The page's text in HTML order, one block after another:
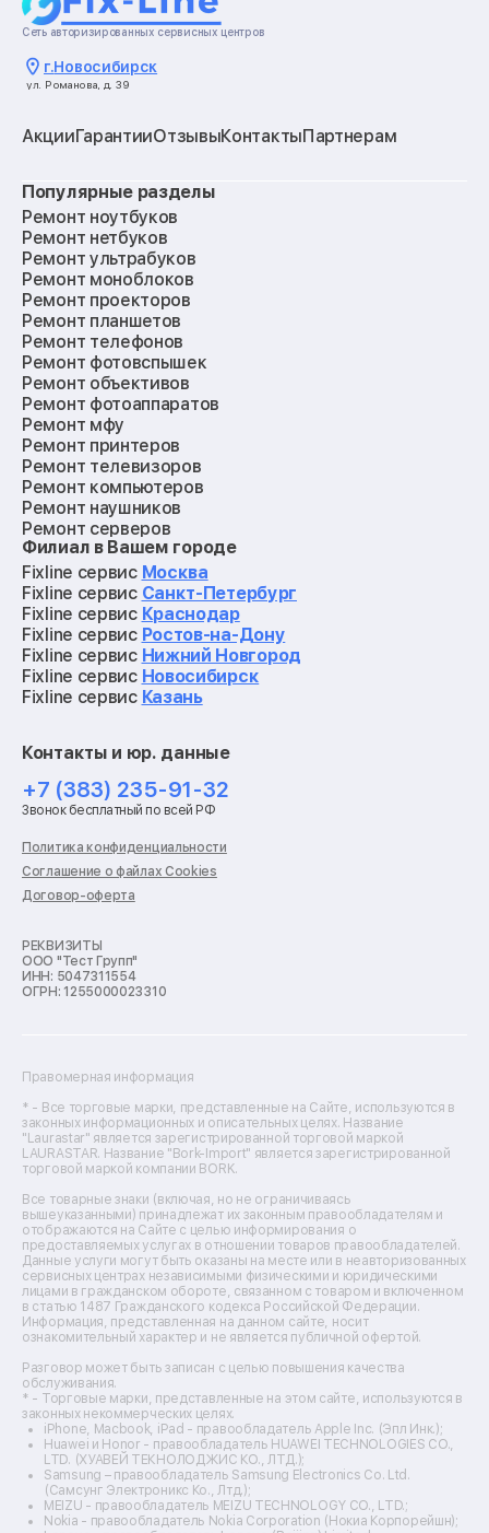
Сеть авторизированных сервисных центров
г.Новосибирск
ул. Романова, д. 39
АкцииГарантииОтзывыКонтактыПартнерам
Популярные разделы
Ремонт ноутбуков
Ремонт нетбуков
Ремонт ультрабуков
Ремонт моноблоков
Ремонт проекторов
Ремонт планшетов
Ремонт телефонов
Ремонт фотовспышек
Ремонт объективов
Ремонт фотоаппаратов
Ремонт мфу
Ремонт принтеров
Ремонт телевизоров
Ремонт компьютеров
Ремонт наушников
Ремонт серверов
Ремонт мониторов
Ремонт квадрокоптеров
Ремонт электросамокатов
Ремонт материнских плат
Ремонт видеокарт
Ремонт кофемашин
Ремонт vr систем
Ремонт игровых приставок
Ремонт роботов-пылесосов
Ремонт холодильников
Ремонт стиральных машин
Ремонт пылесосов
Ремонт варочных панелей
Ремонт духовых шкафов
Ремонт кондиционеров
Ремонт кухонных комбайнов
Ремонт морозильных камер
Ремонт отпаривателей
Ремонт плоттеров
Ремонт фенов
Ремонт цифровых биноклей
Ремонт тепловизоров
Ремонт массажных кресел
Ремонт водонагревателей
Ремонт вытяжек
Ремонт источников бесперебойного питания
Ремонт пароварок
Ремонт микшерных пультов
Ремонт dj-пультов
Ремонт кухонных плит
Ремонт стедикамов
Ремонт оптических прицелов
Ремонт электровелосипедов
Ремонт видеокамер
Ремонт эхолотов
Ремонт 3d-принтеров
Ремонт прицелов ночного видения
Ремонт винных шкафов
Ремонт выпрямителей
Ремонт сушилок для рук
Ремонт дальномеров
Ремонт снегоуборщиков
Филиал в Вашем городе
Fixline сервис Москва
Fixline сервис Санкт-Петербург
Fixline сервис Краснодар
Fixline сервис Ростов-на-Дону
Fixline сервис Нижний Новгород
Fixline сервис Новосибирск
Fixline сервис Казань
Контакты и юр. данные
+7 (383) 235-91-32
Звонок бесплатный по всей РФ
Политика конфиденциальности
Соглашение о файлах Cookies
Договор-оферта
РЕКВИЗИТЫ
ООО "Тест Групп"
ИНН: 5047311554
ОГРН: 1255000023310
Правомерная информация
* - Все торговые марки, представленные на Сайте, используются в
законных информационных и описательных целях. Название
"Laurastar" является зарегистрированной торговой маркой
LAURASTAR. Название "Bork-Import" является зарегистрированной
торговой маркой компании BORK.
Все товарные знаки (включая, но не ограничиваясь
вышеуказанными) принадлежат их законным правообладателям и
отображаются на Сайте с целью информирования о
предоставляемых услугах в отношении товаров правообладателей.
Данные услуги могут быть оказаны на месте или в неавторизованных
сервисных центрах независимыми физическими и юридическими
лицами в гражданском обороте, связанном с товаром и включенном
в статью 1487 Гражданского кодекса Российской Федерации.
Информация, представленная на данном сайте, носит
ознакомительный характер и не является публичной офертой.
Разговор может быть записан с целью повышения качества
обслуживания.
* - Торговые марки, представленные на этом сайте, используются в
законных некоммерческих целях.
iPhone, Macbook, iPad - правообладатель Apple Inc. (Эпл Инк.);
Huawei и Honor - правообладатель HUAWEI TECHNOLOGIES CO.,
LTD. (ХУАВЕЙ ТЕКНОЛОДЖИС КО., ЛТД.);
Samsung – правообладатель Samsung Electronics Co. Ltd.
(Самсунг Электроникс Ко., Лтд.);
MEIZU - правообладатель MEIZU TECHNOLOGY CO., LTD.;
Nokia - правообладатель Nokia Corporation (Нокиа Корпорейшн);